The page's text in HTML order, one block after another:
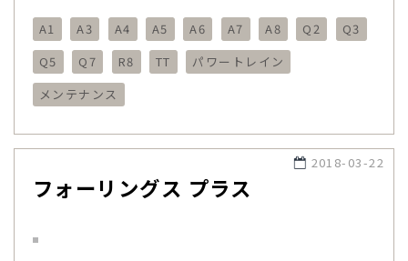
A1 A3 A4 A5 A6 A7 A8 Q2
Q3
Q5
Q7 R8 TT
パワートレイン
メンテナンス
フォーリングス プラス
2018-03-22